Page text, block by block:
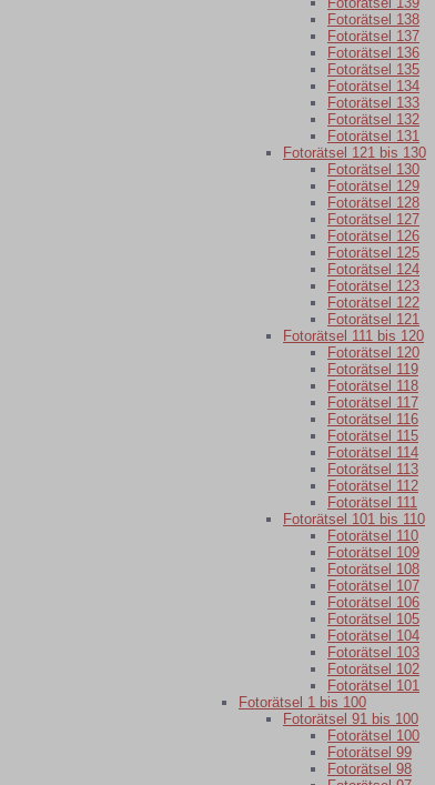
Fotorätsel 138
Fotorätsel 137
Fotorätsel 136
Fotorätsel 135
Fotorätsel 134
Fotorätsel 133
Fotorätsel 132
Fotorätsel 131
Fotorätsel 121 bis 130
Fotorätsel 130
Fotorätsel 129
Fotorätsel 128
Fotorätsel 127
Fotorätsel 126
Fotorätsel 125
Fotorätsel 124
Fotorätsel 123
Fotorätsel 122
Fotorätsel 121
Fotorätsel 111 bis 120
Fotorätsel 120
Fotorätsel 119
Fotorätsel 118
Fotorätsel 117
Fotorätsel 116
Fotorätsel 115
Fotorätsel 114
Fotorätsel 113
Fotorätsel 112
Fotorätsel 111
Fotorätsel 101 bis 110
Fotorätsel 110
Fotorätsel 109
Fotorätsel 108
Fotorätsel 107
Fotorätsel 106
Fotorätsel 105
Fotorätsel 104
Fotorätsel 103
Fotorätsel 102
Fotorätsel 101
Fotorätsel 1 bis 100
Fotorätsel 91 bis 100
Fotorätsel 100
Fotorätsel 99
Fotorätsel 98